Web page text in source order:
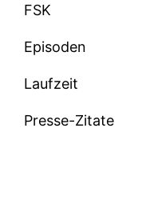
FSK
Episoden
Laufzeit
Presse-Zitate